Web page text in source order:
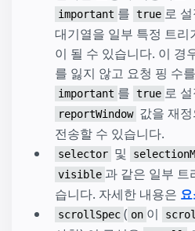
important 를 true 로
대기열을 일부 특정 트
이 될 수 있습니다. 이 경
를 잃지 않고 요청 핑 수
important 를 true 로
reportWindow 값을 재
전송할 수 있습니다.
selector 및
visible 과 같은 일부 트
습니다. 자세한 내용은
scrollSpec ( on 이